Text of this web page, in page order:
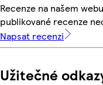
Recenze na našem
publikované recenze
Napsat recenzi
Užitečné